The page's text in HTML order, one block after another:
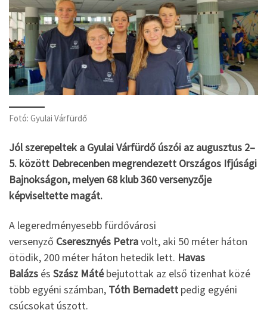
Fotó: Gyulai Várfürdő
Jól szerepeltek a Gyulai Várfürdő úszói az augusztus 2–
5. között Debrecenben megrendezett Országos Ifjúsági
Bajnokságon, melyen 68 klub 360 versenyzője
képviseltette magát.
A legeredményesebb fürdővárosi
versenyző Cseresznyés Petravolt, aki 50 méter háton
ötödik, 200 méter háton hetedik lett. Havas
Balázs és Szász Mátébejutottak az első tizenhat közé
több egyéni számban, Tóth Bernadett pedig egyéni
csúcsokat úszott.